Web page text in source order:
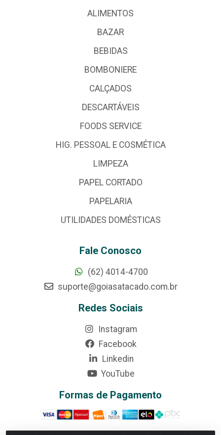
ALIMENTOS
BAZAR
BEBIDAS
BOMBONIERE
CALÇADOS
DESCARTÁVEIS
FOODS SERVICE
HIG. PESSOAL E COSMÉTICA
LIMPEZA
PAPEL CORTADO
PAPELARIA
UTILIDADES DOMÉSTICAS
Fale Conosco
(62) 4014-4700
suporte@goiasatacado.com.br
Redes Sociais
Instagram
Facebook
Linkedin
YouTube
Formas de Pagamento